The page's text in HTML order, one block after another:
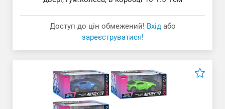
Доступ до цін обмежений! Вхід або
зареєструватися!